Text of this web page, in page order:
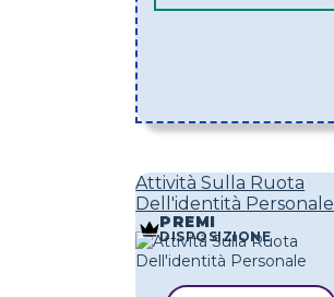
Attività Sulla Ruota
Dell'identità Personale
PREMI
DISPOSIZIONE